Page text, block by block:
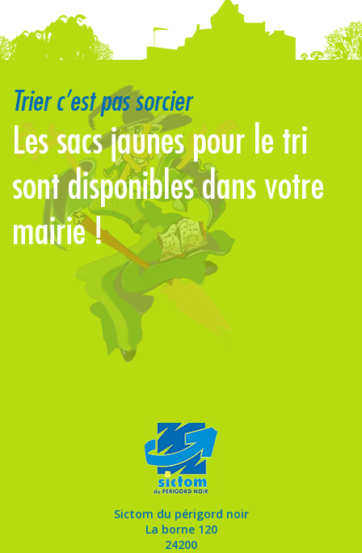
Trier c’est pas sorcier
Les sacs jaunes pour le tri
sont disponibles dans votre
mairie !
Sictom du périgord noir
La borne 120
24200